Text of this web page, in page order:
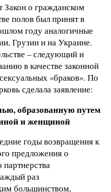
о гражданском
полов был принят в
году аналогичные
Грузии и на Украине.
– следующий и
в качестве законной
«браков». По
сделала заявление:
образованную путем
и женщиной
годы возвращения к
предложения о
партнерства
раз
большинством,